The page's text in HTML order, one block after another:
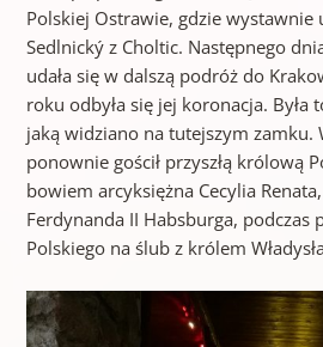
Polskiej Ostrawie, gdzie wystawnie
Sedlnický z Choltic. Następnego
udała się w dalszą podróż do
roku odbyła się jej koronacja. Była
jaką widziano na tutejszym zamku.
ponownie gościł przyszłą królową
bowiem arcyksiężna Cecylia
Ferdynanda II Habsburga, podczas
Polskiego na ślub z królem